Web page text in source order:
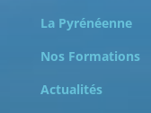
La Pyrénéenne
Nos Formations
Actualités